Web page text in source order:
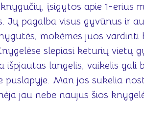
įsigytos apie 1-erius
Jų pagalba visus gyvūnus ir
mokėmes juos vardinti
slepiasi keturių vietų
išpjautas langelis, vaikelis gali
puslapyje. Man jos sukelia
jau nebe naujus šios